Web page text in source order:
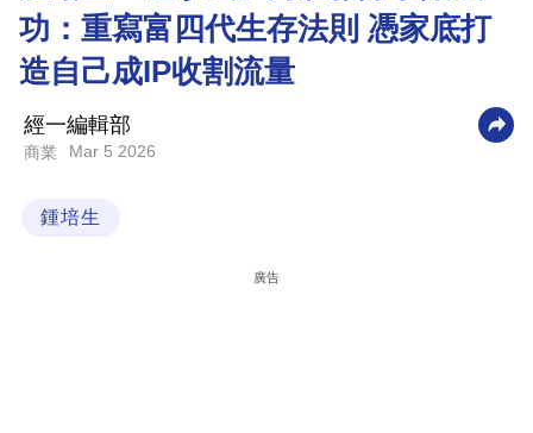
商
業
技
功：重寫富四代生存法則 憑家底打
造自己成IP收割流量
經一編輯部
商業 Mar 5 2026
鍾培生
廣告